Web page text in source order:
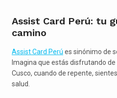
Assist Card Perú: tu
camino
Assist Card Perú es sinónimo de
Imagina que estás disfrutando
Cusco, cuando de repente,
salud.